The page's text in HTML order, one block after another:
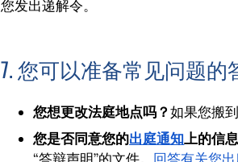
您发出递解令。
7. 您可以准备常见问题的
您想更改法庭地点吗？如果您搬
您是否同意您的出庭通知上的信